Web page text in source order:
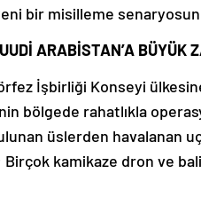
bir misilleme
ARABİSTAN’A BÜYÜK
İşbirliği Konseyi
bölgede rahatlıkla
üslerden havalanan
Birçok kamikaze dron ve